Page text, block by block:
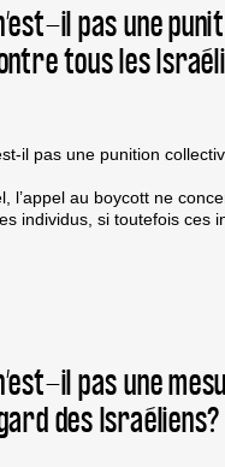
il pas une
tous les
il pas une punition
l’appel au boycott ne
individus, si toutefois ces
il pas une
des Israéliens?